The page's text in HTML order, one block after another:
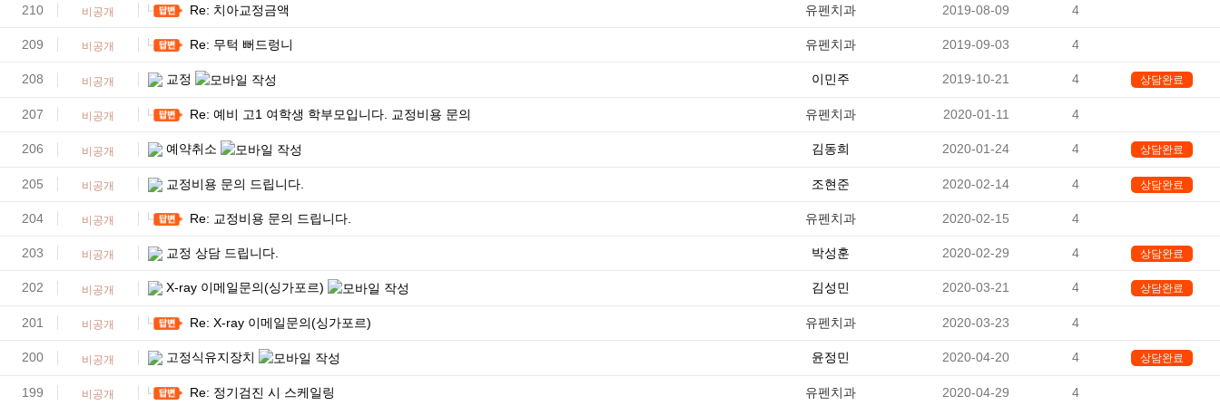
210 비공개 Re: 치아교정금액 유펜치과 2019-08-09 4
209 비공개 Re: 무턱 뻐드렁니 유펜치과 2019-09-03 4
208 비공개 교정 이민주 2019-10-21 4 상담완료
207 비공개 Re: 예비 고1 여학생 학부모입니다. 교정비용 문의 유펜치과 2020-01-11 4
206 비공개 예약취소 김동희 2020-01-24 4 상담완료
205 비공개 교정비용 문의 드립니다. 조현준 2020-02-14 4 상담완료
204 비공개 Re: 교정비용 문의 드립니다. 유펜치과 2020-02-15 4
203 비공개 교정 상담 드립니다. 박성훈 2020-02-29 4 상담완료
202 비공개 X-ray 이메일문의(싱가포르) 김성민 2020-03-21 4 상담완료
201 비공개 Re: X-ray 이메일문의(싱가포르) 유펜치과 2020-03-23 4
200 비공개 고정식유지장치 윤정민 2020-04-20 4 상담완료
199 비공개 Re: 정기검진 시 스케일링 유펜치과 2020-04-29 4